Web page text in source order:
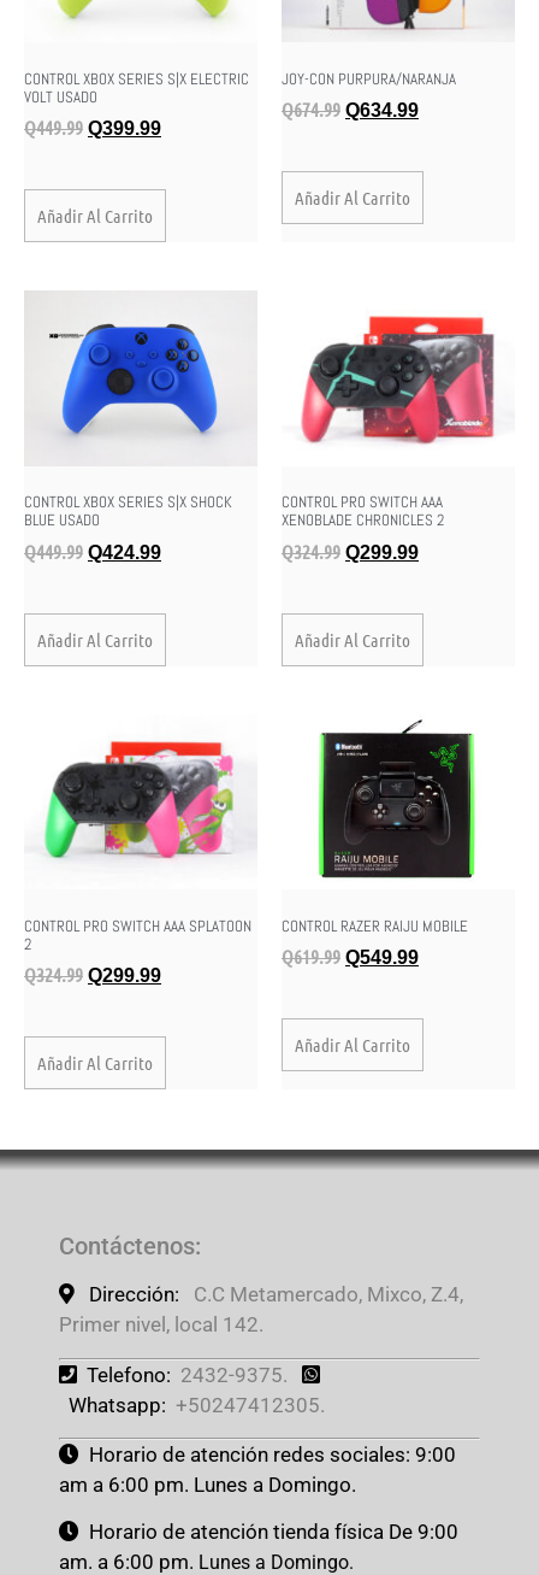
CONTROL XBOX SERIES S|X ELECTRIC
VOLT USADO
Q449.99 Q399.99
Añadir Al Carrito
JOY-CON PURPURA/NARANJA
Q674.99 Q634.99
Añadir Al Carrito
CONTROL XBOX SERIES S|X SHOCK
BLUE USADO
Q449.99 Q424.99
Añadir Al Carrito
CONTROL PRO SWITCH AAA
XENOBLADE CHRONICLES 2
Q324.99 Q299.99
Añadir Al Carrito
CONTROL PRO SWITCH AAA SPLATOON
2
Q324.99 Q299.99
Añadir Al Carrito
CONTROL RAZER RAIJU MOBILE
Q619.99 Q549.99
Añadir Al Carrito
Contáctenos:
Dirección:
C.C Metamercado, Mixco, Z.4,
Primer nivel, local 142.
Telefono: 2432-9375.
Whatsapp: +50247412305.
Horario de atención redes sociales: 9:00
am a 6:00 pm. Lunes a Domingo.
Horario de atención tienda física De 9:00
am. a 6:00 pm. Lunes a Domingo.